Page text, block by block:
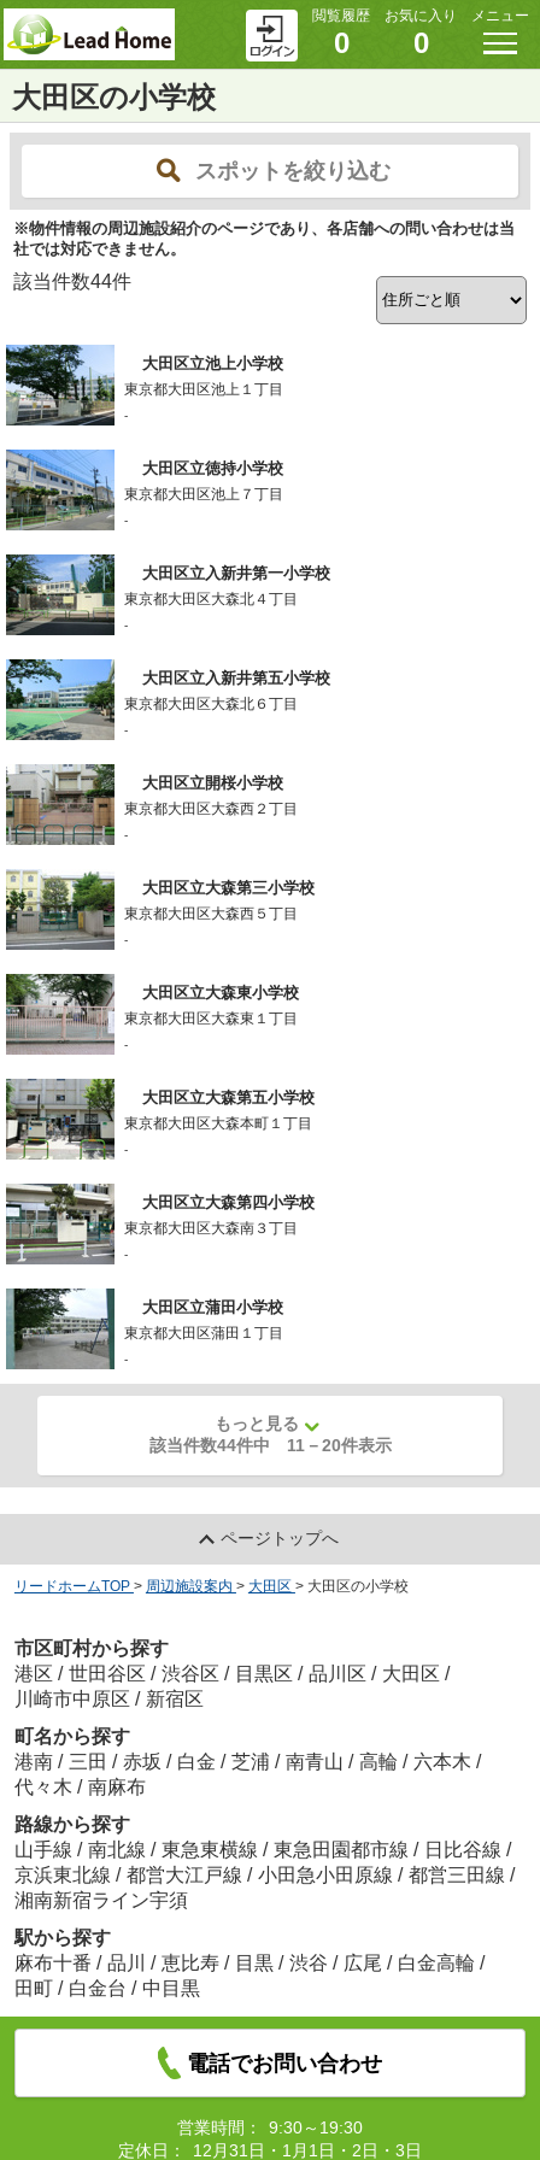
閲覧履歴
0
お気に入り
0
メニュー
大田区の小学校
スポットを絞り込む
※物件情報の周辺施設紹介のページであり、各店舗への問い合わせは当
社では対応できません。
該当件数44件
大田区立池上小学校
東京都大田区池上１丁目
-
大田区立徳持小学校
東京都大田区池上７丁目
-
大田区立入新井第一小学校
東京都大田区大森北４丁目
-
大田区立入新井第五小学校
東京都大田区大森北６丁目
-
大田区立開桜小学校
東京都大田区大森西２丁目
-
大田区立大森第三小学校
東京都大田区大森西５丁目
-
大田区立大森東小学校
東京都大田区大森東１丁目
-
大田区立大森第五小学校
東京都大田区大森本町１丁目
-
大田区立大森第四小学校
東京都大田区大森南３丁目
-
大田区立蒲田小学校
東京都大田区蒲田１丁目
-
もっと見る
該当件数44件中 11 －20件表示
ページトップへ
リードホームTOP > 周辺施設案内 > 大田区 > 大田区の小学校
市区町村から探す
港区 / 世田谷区 / 渋谷区 / 目黒区 / 品川区 / 大田区 /
川崎市中原区 / 新宿区
町名から探す
港南 / 三田 / 赤坂 / 白金 / 芝浦 / 南青山 / 高輪 / 六本木 /
代々木 / 南麻布
路線から探す
山手線 / 南北線 / 東急東横線 / 東急田園都市線 / 日比谷線 /
京浜東北線 / 都営大江戸線 / 小田急小田原線 / 都営三田線 /
湘南新宿ライン宇須
駅から探す
麻布十番 / 品川 / 恵比寿 / 目黒 / 渋谷 / 広尾 / 白金高輪 /
田町 / 白金台 / 中目黒
電話でお問い合わせ
営業時間：
9:30～19:30
定休日：
12月31日・1月1日・2日・3日